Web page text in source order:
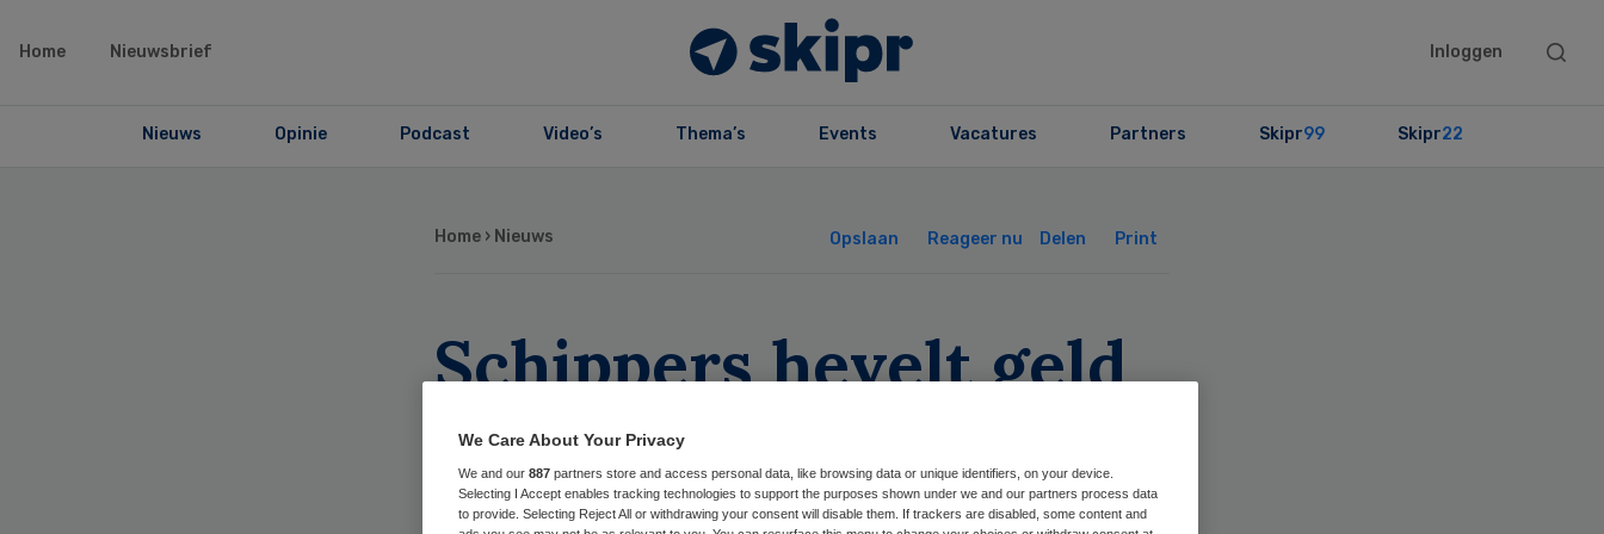
Home Nieuwsbrief Inloggen
Search
Nieuws Opinie Podcast Video’s Thema’s Events Vacatures Partners Skipr99 Skipr22
Home › Nieuws Opslaan Reageer nu Delen Print
Schippers hevelt geld
over in kader van
substitutie
We Care About Your Privacy
We and our 887 partners store and access personal data, like browsing data or unique identifiers, on your device.
Selecting I Accept enables tracking technologies to support the purposes shown under we and our partners process data
to provide. Selecting Reject All or withdrawing your consent will disable them. If trackers are disabled, some content and